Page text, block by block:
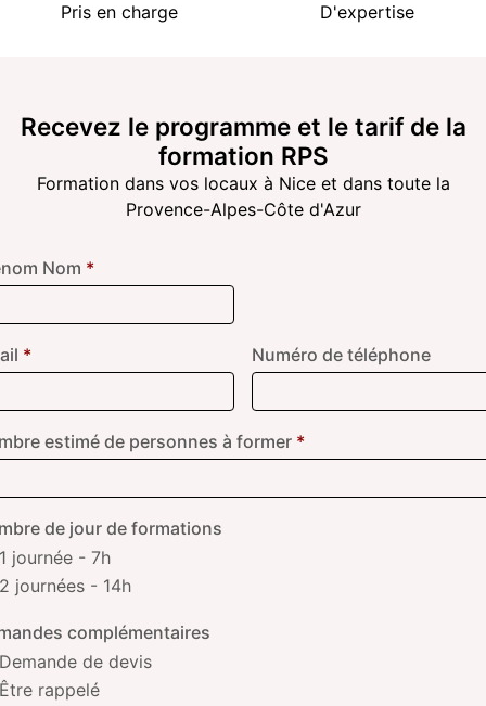
Pris en charge D'expertise
Recevez le programme et le tarif de la
formation RPS
Formation dans vos locaux à Nice et dans toute la
Provence-Alpes-Côte d'Azur
Nom *
* Numéro de téléphone
estimé de personnes à former *
de jour de formations
1 journée - 7h
2 journées - 14h
complémentaires
Demande de devis
Être rappelé